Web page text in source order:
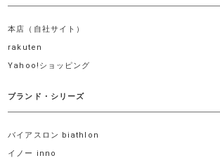
本店（自社サイト）
rakuten
Yahoo!ショッピング
ブランド・シリーズ
バイアスロン biathlon
イノー inno